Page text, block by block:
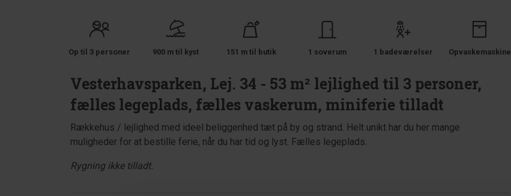
Op til 3 personer 900 m til kyst 151 m til butik 1 soverum 1 badeværelser Opvaskemaskine
Vesterhavsparken, Lej. 34 - 53 m² lejlighed til 3 personer,
fælles legeplads, fælles vaskerum, miniferie tilladt
Rækkehus / lejlighed med ideel beliggenhed tæt på by og strand. Helt unikt har du her mange
muligheder for at bestille ferie, når du har tid og lyst. Fælles legeplads.
Rygning ikke tilladt.